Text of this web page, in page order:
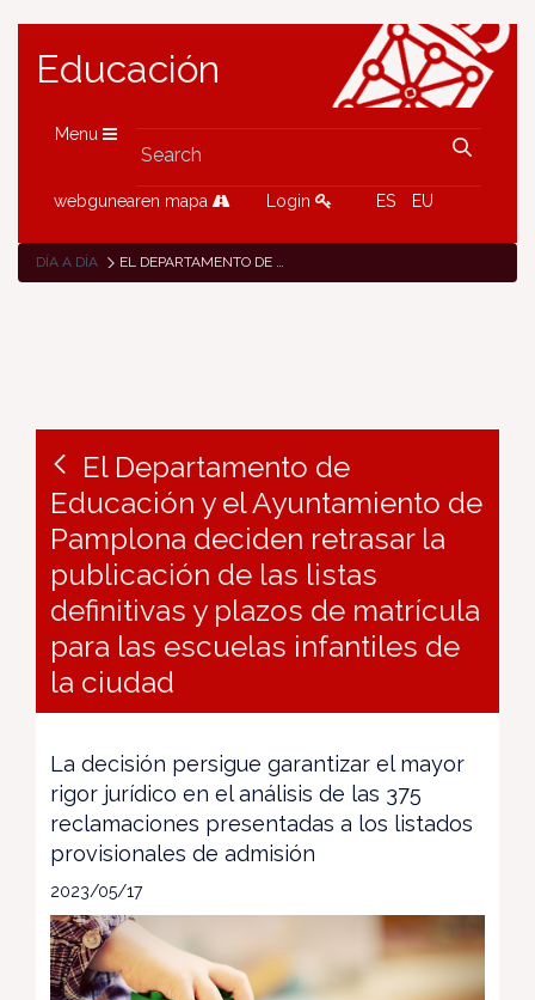
Educación
Menu
webgunearen mapa Login ES EU
DÍA A DÍA EL DEPARTAMENTO DE EDUCACIÓN Y EL AYUNTAMIENTO DE PAMPLONA DECIDEN RETRASAR LA PUBLICACIÓN DE LAS LISTAS DEFINITIVAS Y PLAZOS DE MATRÍCULA PARA LAS ESCUELAS INFANTILES DE LA CIUDAD
El Departamento de
Educación y el Ayuntamiento de
Pamplona deciden retrasar la
publicación de las listas
definitivas y plazos de matrícula
para las escuelas infantiles de
la ciudad
La decisión persigue garantizar el mayor
rigor jurídico en el análisis de las 375
reclamaciones presentadas a los listados
provisionales de admisión
2023/05/17